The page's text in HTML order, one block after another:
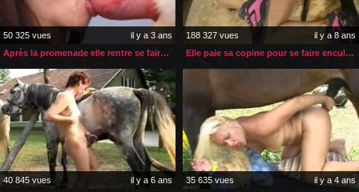
50 325 vues
il y a 3 ans
Après la promenade elle rentre se faire baiser par son chien
188 327 vues
il y a 8 ans
Elle paie sa copine pour se faire enculer par son chien
40 845 vues
il y a 6 ans
35 635 vues
il y a 4 ans